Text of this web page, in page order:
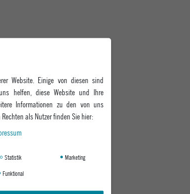
Website. Einige von diesen sind
helfen, diese Website und Ihre
Informationen zu den von uns
als Nutzer finden Sie hier:
Statistik
Marketing
Funktional